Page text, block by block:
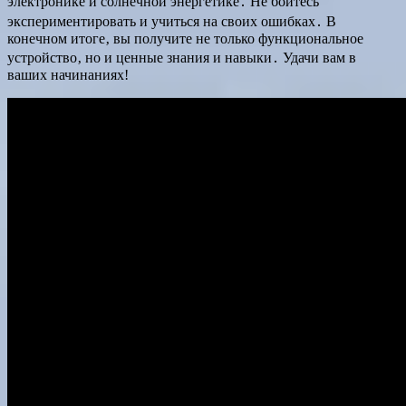
экспериментировать и учиться на своих ошибках․ В
конечном итоге‚ вы получите не только функциональное
устройство‚ но и ценные знания и навыки․ Удачи вам в
ваших начинаниях!